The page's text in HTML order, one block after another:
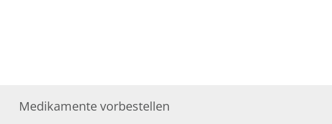
Medikamente vorbestellen